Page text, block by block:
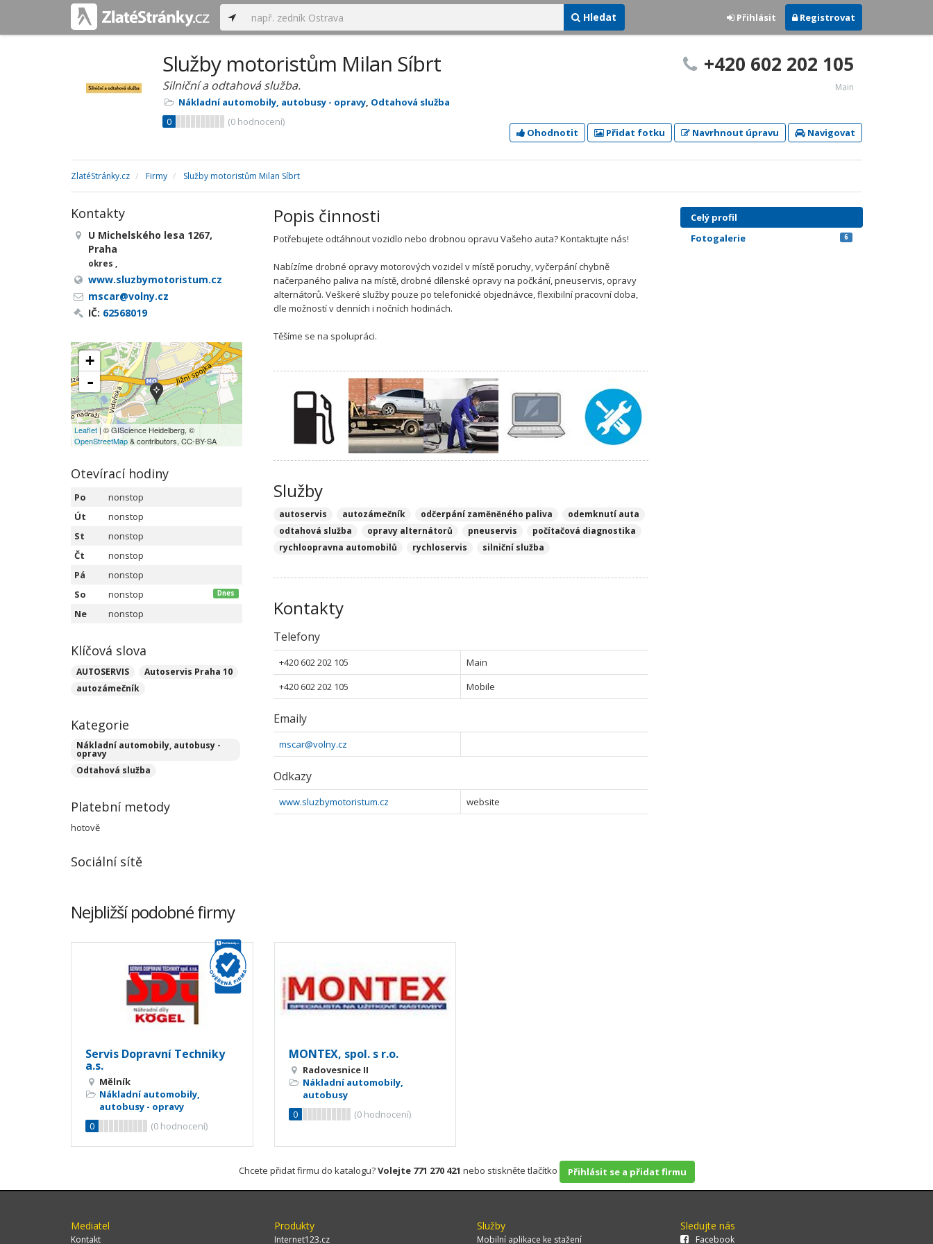
Hledat Přihlásit Registrovat
Služby motoristům Milan Síbrt
Silniční a odtahová služba.
Nákladní automobily, autobusy - opravy, Odtahová služba
0
(0 hodnocení)
+420 602 202 105
Main
Ohodnotit Přidat fotku Navrhnout úpravu Navigovat
ZlatéStránky.cz Firmy Služby motoristům Milan Síbrt
Popis činnosti
Potřebujete odtáhnout vozidlo nebo drobnou opravu Vašeho auta? Kontaktujte nás!
Nabízíme drobné opravy motorových vozidel v místě poruchy, vyčerpání chybně
načerpaného paliva na místě, drobné dílenské opravy na počkání, pneuservis, opravy
alternátorů. Veškeré služby pouze po telefonické objednávce, flexibilní pracovní doba,
dle možností v denních i nočních hodinách.
Těšíme se na spolupráci.
Služby
autoservis autozámečník odčerpání zaměněného paliva
odemknutí auta
odtahová služba
opravy alternátorů pneuservis
počítačová diagnostika
rychloopravna automobilů
rychloservis silniční služba
Kontakty
Telefony
+420 602 202 105
Main
+420 602 202 105
Mobile
Emaily
mscar@volny.cz
Odkazy
www.sluzbymotoristum.cz website
Kontakty
U Michelského lesa 1267,
Praha
okres ,
www.sluzbymotoristum.cz
mscar@volny.cz
IČ: 62568019
+
-
Leaflet | © GIScience Heidelberg, ©
OpenStreetMap& contributors, CC-BY-SA
Otevírací hodiny
Po
nonstop
Út
nonstop
St
nonstop
Čt
nonstop
Pá
nonstop
So
nonstop Dnes
Ne nonstop
Klíčová slova
AUTOSERVIS
Autoservis Praha 10
autozámečník
Kategorie
Nákladní automobily, autobusy -
opravy
Odtahová služba
Platební metody
hotově
Sociální sítě
Celý profil
Fotogalerie
6
Nejbližší podobné firmy
Servis Dopravní Techniky
a.s.
Mělník
Nákladní automobily,
autobusy - opravy
0
(0 hodnocení)
MONTEX, spol. s r.o.
Radovesnice II
Nákladní automobily,
autobusy
0
(0hodnocení)
Chcete přidat firmu do katalogu?Volejte 771 270 421 nebo stiskněte tlačítko Přihlásit se a přidat firmu
Mediatel
Kontakt
Produkty
Internet123.cz
Služby
Mobilní aplikace ke stažení
Sledujte nás
Facebook